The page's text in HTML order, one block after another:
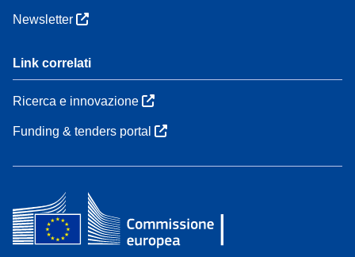
Newsletter
Link correlati
Ricerca e innovazione
Funding & tenders portal